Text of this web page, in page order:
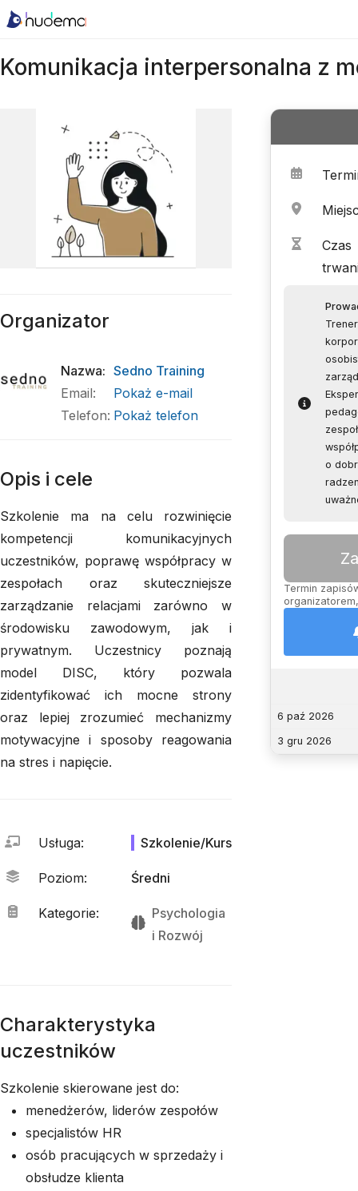
Komunikacja interpersonalna z
Czas
o
Termin
6 paź 2026
3 gru 2026
Organizator
Nazwa: Sedno Training
Email:
Pokaż e-mail
Telefon: Pokaż telefon
Opis i cele
Szkolenie ma na celu rozwinięcie
kompetencji komunikacyjnych
uczestników, poprawę współpracy w
zespołach oraz skuteczniejsze
zarządzanie relacjami zarówno w
środowisku zawodowym, jak i
prywatnym. Uczestnicy poznają
model DISC, który pozwala
zidentyfikować ich mocne strony
oraz lepiej zrozumieć mechanizmy
motywacyjne i sposoby reagowania
na stres i napięcie.
Usługa: Szkolenie/Kurs
Poziom: Średni
Kategorie:
Psychologia
i Rozwój
Charakterystyka
uczestników
Szkolenie skierowane jest do:
menedżerów, liderów zespołów
specjalistów HR
osób pracujących w sprzedaży i
obsłudze klienta